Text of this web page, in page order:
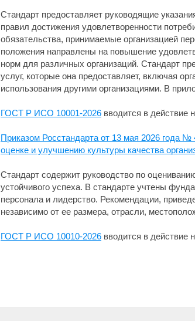
Стандарт предоставляет руководящие
правил достижения удовлетворенности
обязательства, принимаемые организацией
положения направлены на повышение
норм для различных организаций. Стандарт
услуг, которые она предоставляет, включая
использования другими организациями. В
ГОСТ Р ИСО 10001-2026 вводится в действие
Приказом Росстандарта от 13 мая 2026 года №
оценке и улучшению культуры качества
Стандарт содержит руководство по
устойчивого успеха. В стандарте учтены
персонала и лидерство. Рекомендации,
независимо от ее размера, отрасли,
ГОСТ Р ИСО 10010-2026 вводится в действие